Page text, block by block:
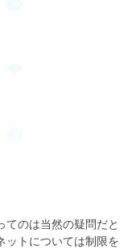
てのは当然の疑問だと
ットについては制限を